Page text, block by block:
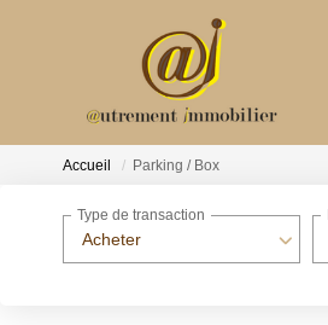
Accueil Parking / Box
Acheter
Type de transaction